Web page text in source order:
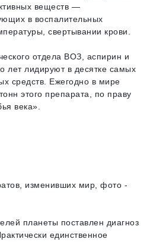
веществ —
в воспалительных
свертывании крови.
отдела ВОЗ, аспирин и
лет лидируют в десятке самых
средств. Ежегодно в мире
этого препарата, по праву
века».
изменивших мир, фото -
планеты поставлен диагноз
единственное